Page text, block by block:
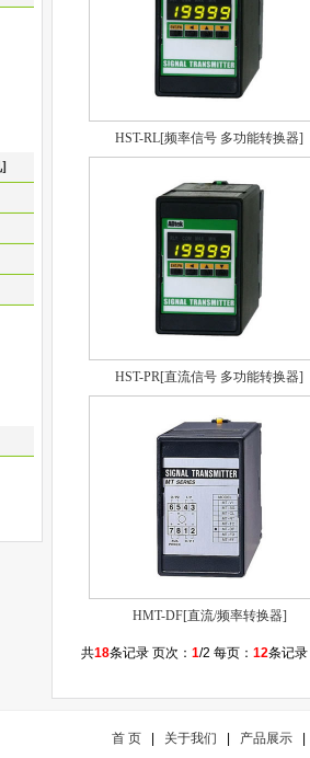
HST-RL[频率信号 多功能转换器]
HST-PR[直流信号 多功能转换器]
HMT-DF[直流/频率转换器]
共18条记录 页次： 1/2 每页： 12条记
首 页| 关于我们 产品展示